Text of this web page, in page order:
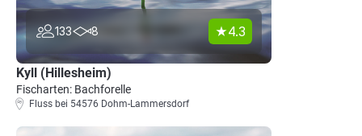
133 8 4.3
Kyll (Hillesheim)
Fischarten: Bachforelle
Fluss bei 54576 Dohm-Lammersdorf